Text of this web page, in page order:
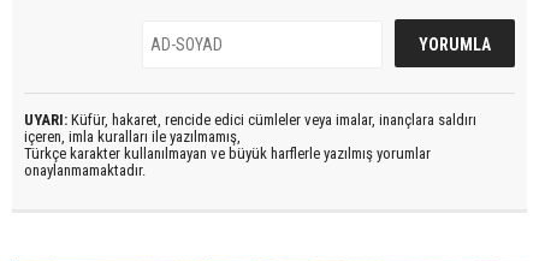
UYARI: Küfür, hakaret, rencide edici cümleler veya imalar, inançlara saldırı
içeren, imla kuralları ile yazılmamış,
Türkçe karakter kullanılmayan ve büyük harflerle yazılmış yorumlar
onaylanmamaktadır.